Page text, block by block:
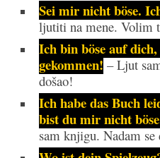
Sei mir nicht böse.
ljutiti na mene. Volim
Ich bin böse auf
gekommen! – Ljut
došao!
Ich habe das Buch
bist du mir nicht
sam knjigu. Nadam se